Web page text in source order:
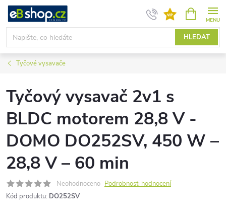
Přejít
obsah
HLEDAT
NÁKUPNÍ
KOŠÍK
Tyčové vysavače
Tyčový vysavač 2v1 s
BLDC motorem 28,8 V -
DOMO DO252SV, 450 W –
28,8 V – 60 min
Neohodnoceno Podrobnosti hodnocení
Kód produktu: DO252SV